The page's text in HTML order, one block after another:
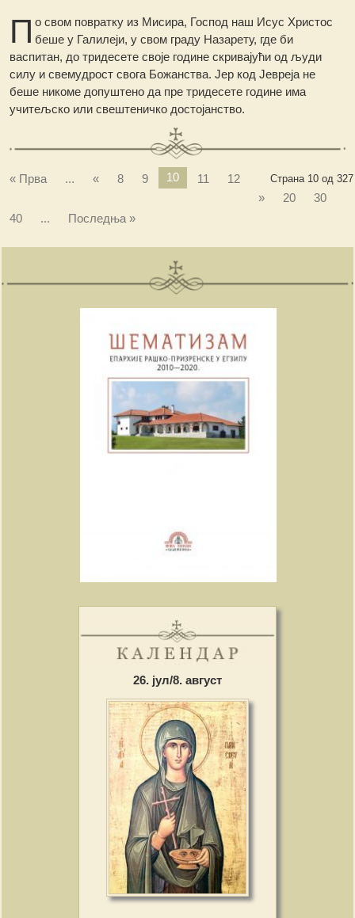
П о свом повратку из Мисира, Господ наш Исус Христос
беше у Галилеји, у свом граду Назарету, где би
васпитан, до тридесете своје године скривајући од људи
силу и свемудрост свога Божанства. Јер код Јевреја не
беше никоме допуштено да пре тридесете године има
учитељско или свештеничко достојанство.
Страна 10 од 327
« Прва ... « 8 9 10 11
12
»
20
30
40
... Последња »
26. јул/8. август